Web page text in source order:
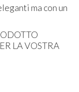
ma con un
LAVOSTRA